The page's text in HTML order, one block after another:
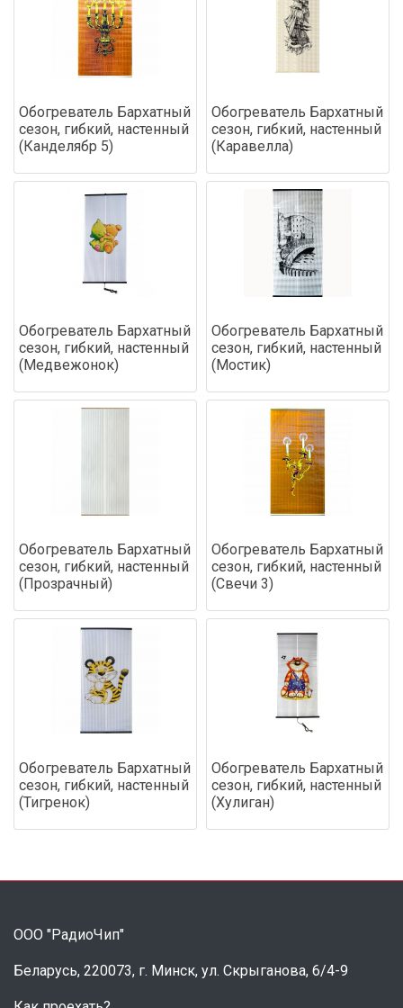
Обогреватель Бархатный
сезон, гибкий, настенный
(Канделябр 5)
Обогреватель Бархатный
сезон, гибкий, настенный
(Каравелла)
Обогреватель Бархатный
сезон, гибкий, настенный
(Медвежонок)
Обогреватель Бархатный
сезон, гибкий, настенный
(Мостик)
Обогреватель Бархатный
сезон, гибкий, настенный
(Прозрачный)
Обогреватель Бархатный
сезон, гибкий, настенный
(Свечи 3)
Обогреватель Бархатный
сезон, гибкий, настенный
(Тигренок)
Обогреватель Бархатный
сезон, гибкий, настенный
(Хулиган)
ООО "РадиоЧип"
Беларусь, 220073, г. Минск, ул. Скрыганова, 6/4-9